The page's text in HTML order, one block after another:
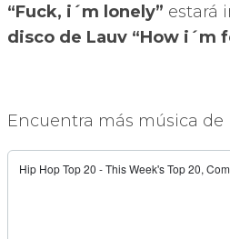
“Fuck, i´m lonely” estará
disco de Lauv “How i´m
Encuentra más música de